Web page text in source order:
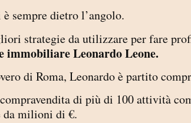
sempre dietro l’angolo.
strategie da utilizzare per fare
Leonardo Leone.
di Roma, Leonardo è partito
di più di 100 attività
da milioni di €.